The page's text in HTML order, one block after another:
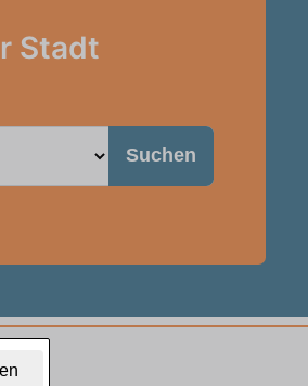
Stadt
Suchen